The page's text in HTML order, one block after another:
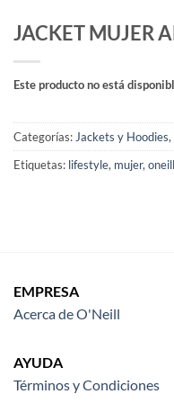
JACKET MUJER
Este producto no está
Categorías: Jackets y Hoodies,
Etiquetas: lifestyle, mujer, oneill
EMPRESA
Acerca de O'Neill
AYUDA
Términos y Condiciones